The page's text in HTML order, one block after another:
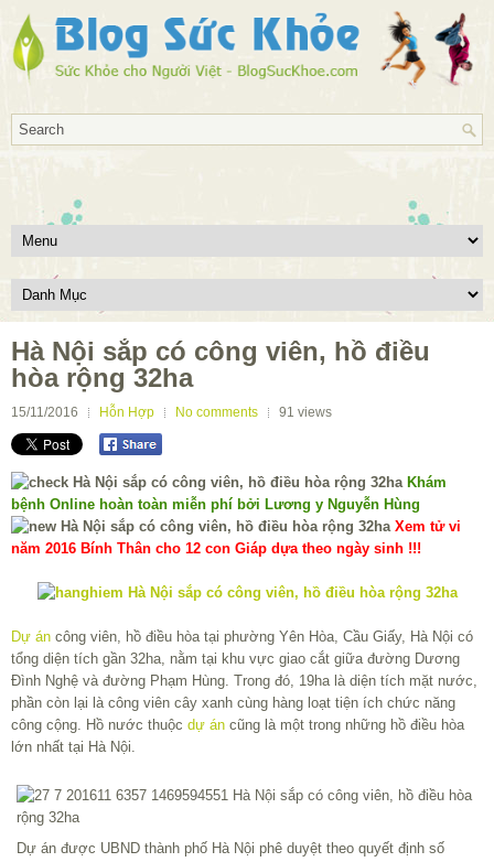
Hà Nội sắp có công viên, hồ điều
hòa rộng 32ha
15/11/2016 Hỗn Hợp No comments 91 views
Khám
bệnh Online hoàn toàn miễn phí bởi Lương y Nguyễn Hùng
Xem tử vi
năm 2016 Bính Thân cho 12 con Giáp dựa theo ngày sinh !!!
Dự án công viên, hồ điều hòa tại phường Yên Hòa, Cầu Giấy, Hà Nội có
tổng diện tích gần 32ha, nằm tại khu vực giao cắt giữa đường Dương
Đình Nghệ và đường Phạm Hùng. Trong đó, 19ha là diện tích mặt nước,
phần còn lại là công viên cây xanh cùng hàng loạt tiện ích chức năng
công cộng. Hồ nước thuộc dự án cũng là một trong những hồ điều hòa
lớn nhất tại Hà Nội.
Dự án được UBND thành phố Hà Nội phê duyệt theo quyết định số